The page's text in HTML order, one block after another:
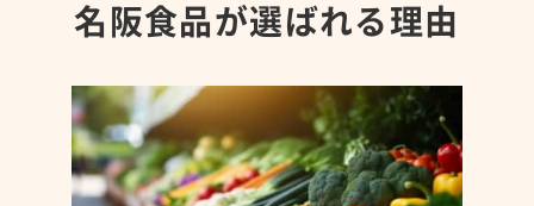
名阪食品が選ばれる理由